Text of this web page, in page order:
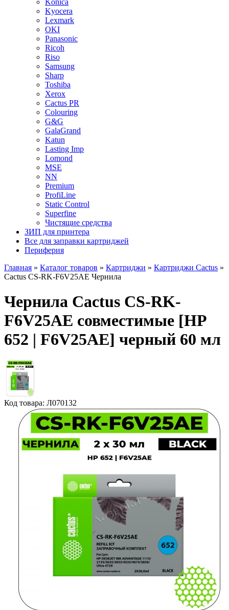
Konica
Kyocera
Lexmark
OKI
Panasonic
Ricoh
Riso
Samsung
Sharp
Toshiba
Xerox
Cactus PR
Colouring
G&G
GalaGrand
Katun
Lasting Imp
Lomond
MSE
NN
Premium
ProfiLine
Static Control
Superfine
Чистящие средства
ЗИП для принтера
Все для заправки картриджей
Периферия
Главная » Каталог товаров » Картриджи » Картриджи Cactus »
Cactus CS-RK-F6V25AE Чернила
Чернила Cactus CS-RK-
F6V25AE совместимые [HP
652 | F6V25AE] черный 60 мл
Код товара: Л070132